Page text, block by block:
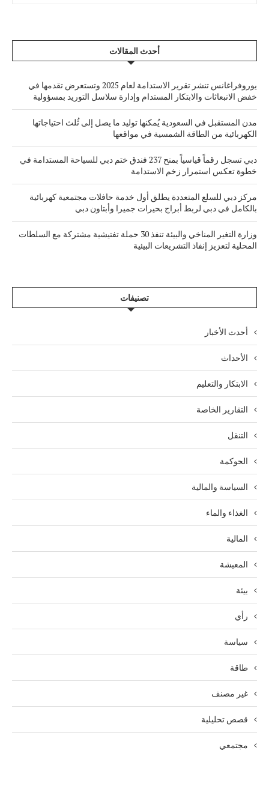
أحدث المقالات
يوروفراغانس تنشر تقرير الاستدامة لعام 2025 وتستعرض تقدمها في
خفض الانبعاثات والابتكار المستدام وإدارة سلاسل التوريد بمسؤولية
مدن المستقبل في السعودية يُمكنها توليد ما يصل إلى ثُلث احتياجاتها
الكهربائية من الطاقة الشمسية في مواقعها
دبي تسجل رقماً قياسياً بمنح 237 فندق ختم دبي للسياحة المستدامة في
خطوة تعكس استمرار زخم الاستدامة
مركز دبي للسلع المتعددة يطلق أول خدمة حافلات مجتمعية كهربائية
بالكامل في دبي لربط أبراج بحيرات جميرا وأبتاون دبي
وزارة التغير المناخي والبيئة تنفذ 30 حملة تفتيشية مشتركة مع السلطات
المحلية لتعزيز إنفاذ التشريعات البيئية
تصنيفات
أحدث الأخبار
الأحداث
الابتكار والتعليم
التقارير الخاصة
التنقل
الحوكمة
السياسة والمالية
الغذاء والماء
المالية
المعيشة
بيئة
رأي
سياسة
طاقة
غير مصنف
قصص تحليلية
مجتمعي